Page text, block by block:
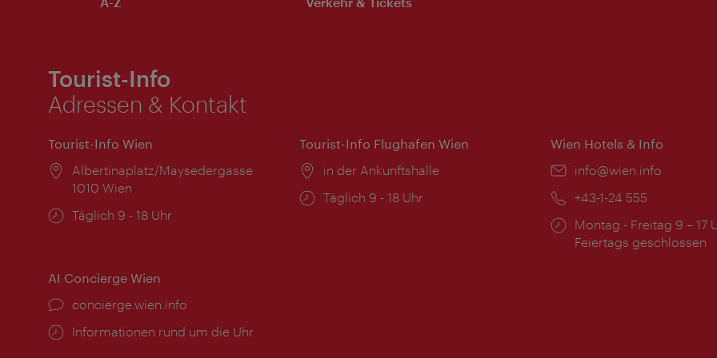
Tourist-Info
Adressen & Kontakt
Tourist-Info Wien
Ort:
Albertinaplatz/Maysedergasse
1010 Wien
Öffnungszeiten:
Täglich 9 - 18 Uhr
Tourist-Info Flughafen Wien
Ort:
in der Ankunftshalle
Öffnungszeiten:
Täglich 9 - 18 Uhr
Wien Hotels & Info
Email:
info@wien.info
Telefon:
+43-1-24 555
Öffnungszeiten:
Montag - Freitag 9 – 17
Feiertags geschlossen
AI Concierge Wien
Ort:
concierge.wien.info
Öffnungszeiten:
Informationen rund um die Uhr